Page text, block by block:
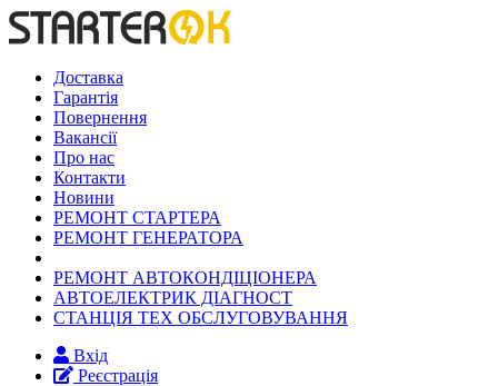
Доставка
Гарантія
Повернення
Вакансії
Про нас
Контакти
Новини
РЕМОНТ СТАРТЕРА
РЕМОНТ ГЕНЕРАТОРА
РЕМОНТ АВТОКОНДІЦІОНЕРА
АВТОЕЛЕКТРИК ДІАГНОСТ
СТАНЦІЯ ТЕХ ОБСЛУГОВУВАННЯ
Вхід
Реєстрація